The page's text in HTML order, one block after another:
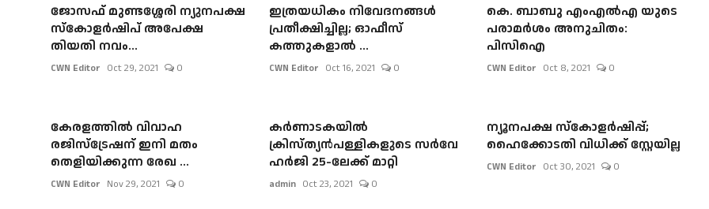
ജോസഫ് മുണ്ടശ്ശേരി ന്യുനപക്ഷ
സ്കോളർഷിപ് അപേക്ഷ
തിയതി നവം...
CWN Editor Oct 29, 2021 0
ഇത്രയധികം നിവേദനങ്ങൾ
പ്രതീക്ഷിച്ചില്ല; ഓഫീസ്
കത്തുകളാൽ ...
CWN Editor Oct 16, 2021 0
കെ. ബാബു എംഎൽഎ യുടെ
പരാമർശം അനുചിതം:
പിസിഐ
CWN Editor Oct 8, 2021 0
കേരളത്തിൽ വിവാഹ
രജിസ്ട്രേഷന് ഇനി മതം
തെളിയിക്കുന്ന രേഖ ...
CWN Editor Nov 29, 2021 0
കർണാടകയിൽ
ക്രിസ്ത്യൻപള്ളികളുടെ സർവേ
ഹർജി 25-ലേക്ക് മാറ്റി
admin Oct 23, 2021 0
ന്യൂനപക്ഷ സ്കോളർഷിപ്പ്;
ഹൈക്കോടതി വിധിക്ക് സ്റ്റേയില്ല
CWN Editor Oct 30, 2021 0